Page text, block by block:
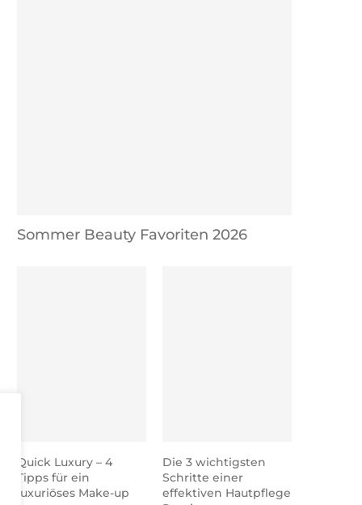
Sommer Beauty Favoriten 2026
Quick Luxury – 4
Tipps für ein
luxuriöses Make-up
Die 3 wichtigsten
Schritte einer
effektiven Hautpflege